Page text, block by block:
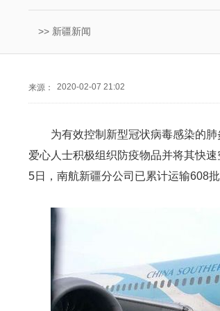
>> 新疆新闻
来源： 2020-02-07 21:02
为有效控制新型冠状病毒感染的
爱心人士积极组织防疫物品并将其快
5日，南航新疆分公司已累计运输608